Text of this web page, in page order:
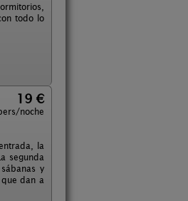
todo lo
19 €
noche
la
segunda
y
dan a